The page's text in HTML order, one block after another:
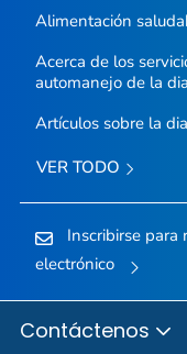
Alimentación
Acerca de los
automanejo de la
Artículos sobre la
VER TODO
Inscribirse para
electrónico
Contáctenos